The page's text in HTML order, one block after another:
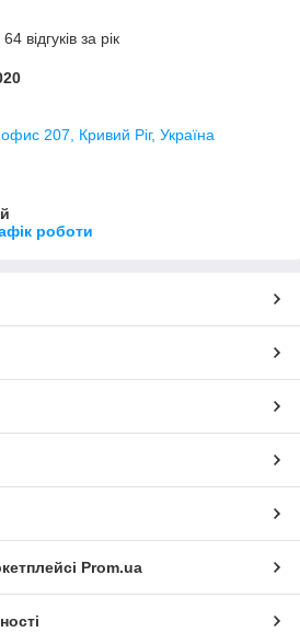
відгуків за рік
207, Кривий Ріг, Україна
роботи
Prom.ua